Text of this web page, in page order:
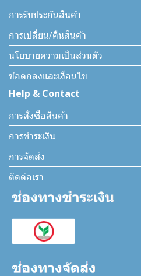
การรับประกันสินค้า
การเปลี่ยน/คืนสินค้า
นโยบายความเป็นส่วนตัว
ข้อตกลงและเงื่อนไข
Help & Contact
การสั่งซื้อสินค้า
การชำระเงิน
การจัดส่ง
ติดต่อเรา